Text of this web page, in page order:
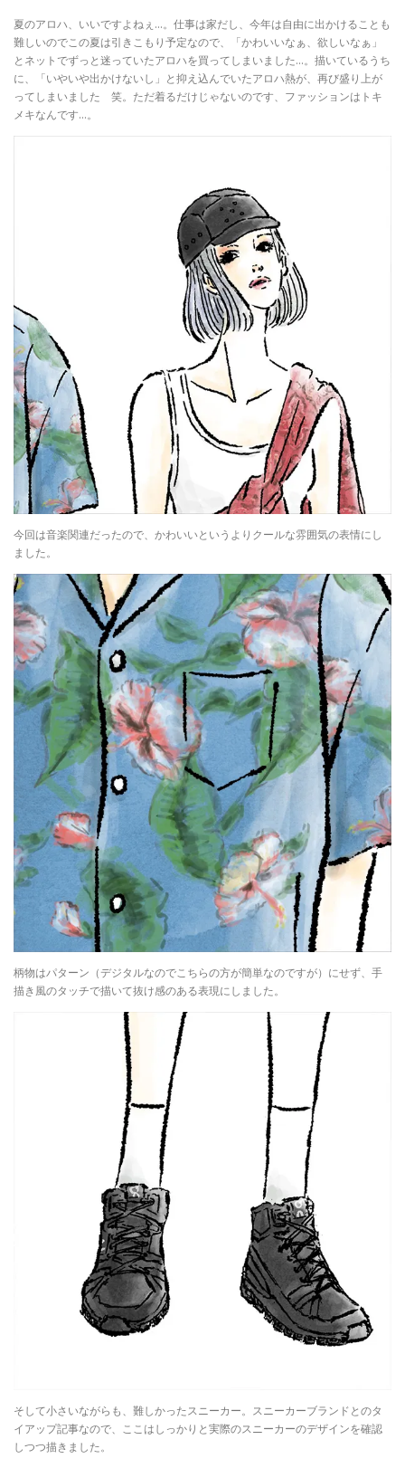
夏のアロハ、いいですよねぇ…。仕事は家だし、今年は自由に出かけることも
難しいのでこの夏は引きこもり予定なので、「かわいいなぁ、欲しいなぁ」
とネットでずっと迷っていたアロハを買ってしまいました…。描いているうち
に、「いやいや出かけないし」と抑え込んでいたアロハ熱が、再び盛り上が
ってしまいました 笑。ただ着るだけじゃないのです、ファッションはトキ
メキなんです…。
今回は音楽関連だったので、かわいいというよりクールな雰囲気の表情にし
ました。
柄物はパターン（デジタルなのでこちらの方が簡単なのですが）にせず、手
描き風のタッチで描いて抜け感のある表現にしました。
そして小さいながらも、難しかったスニーカー。スニーカーブランドとのタ
イアップ記事なので、ここはしっかりと実際のスニーカーのデザインを確認
しつつ描きました。